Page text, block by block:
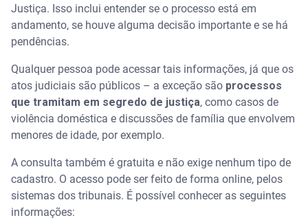
Justiça. Isso inclui entender se o processo está em
andamento, se houve alguma decisão importante e se há
pendências.
Qualquer pessoa pode acessar tais informações, já que os
atos judiciais são públicos – a exceção são processos
que tramitam em segredo de justiça, como casos de
violência doméstica e discussões de família que envolvem
menores de idade, por exemplo.
A consulta também é gratuita e não exige nenhum tipo de
cadastro. O acesso pode ser feito de forma online, pelos
sistemas dos tribunais. É possível conhecer as seguintes
informações: